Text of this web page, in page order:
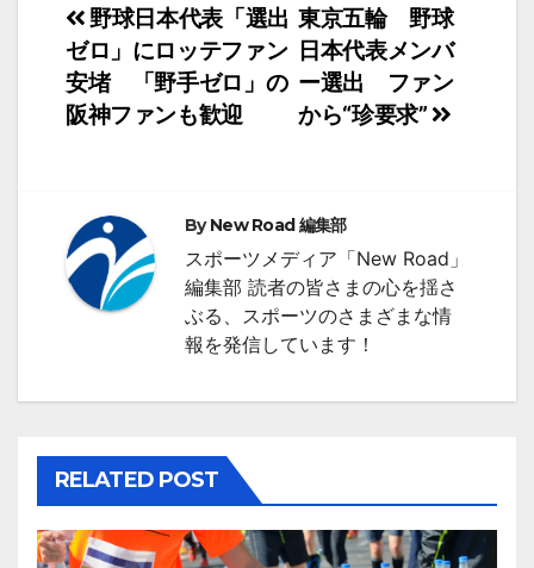
投
稿
ナ
ゲ
ー
シ
東京五輪 野球
日本代表メンバ
ー選出 ファン
から“珍要求”
野球日本代表「選出
ゼロ」にロッテファン
安堵 「野手ゼロ」の
阪神ファンも歓迎
ByNew Road 編集部
スポーツメディア「New Road」
編集部 読者の皆さまの心を揺さ
ぶる、スポーツのさまざまな情
報を発信しています！
RELATED POST